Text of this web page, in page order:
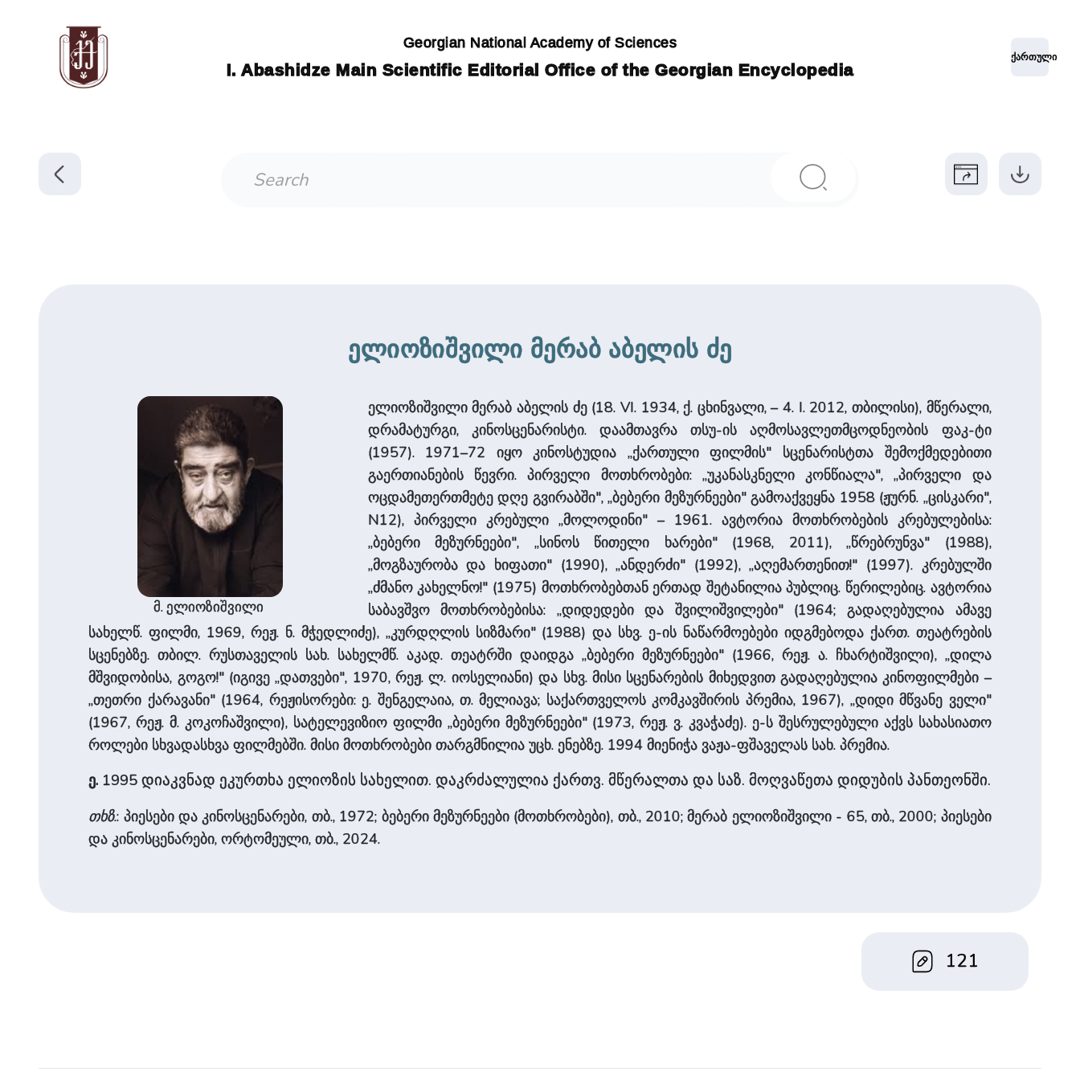
Georgian National Academy of Sciences
I. Abashidze Main Scientific Editorial Office of the Georgian Encyclopedia
ქართული
ელიოზიშვილი მერაბ აბელის ძე
მ. ელიოზიშვილი
ელიოზიშვილი მერაბ აბელის ძე (18. VI. 1934, ქ. ცხინვალი, – 4. I. 2012, თბილისი), მწერალი,
დრამატურგი, კინოსცენარისტი. დაამთავრა თსუ-ის აღმოსავლეთმცოდნეობის ფაკ-ტი
(1957). 1971–72 იყო კინოსტუდია „ქართული ფილმის" სცენარისტთა შემოქმედებითი
გაერთიანების წევრი. პირველი მოთხრობები: „უკანასკნელი კონწიალა", „პირველი და
ოცდამეთერთმეტე დღე გვირაბში", „ბებერი მეზურნეები" გამოაქვეყნა 1958 (ჟურნ. „ცისკარი",
N12), პირველი კრებული „მოლოდინი" – 1961. ავტორია მოთხრობების კრებულებისა:
„ბებერი მეზურნეები", „სინოს წითელი ხარები" (1968, 2011), „წრებრუნვა" (1988),
„მოგზაურობა და ხიფათი" (1990), „ანდერძი" (1992), „აღემართენით!" (1997). კრებულში
„ძმანო კახელნო!" (1975) მოთხრობებთან ერთად შეტანილია პუბლიც. წერილებიც. ავტორია
საბავშვო მოთხრობებისა: „დიდედები და შვილიშვილები" (1964; გადაღებულია ამავე
სახელწ. ფილმი, 1969, რეჟ. ნ. მჭედლიძე), „კურდღლის სიზმარი" (1988) და სხვ. ე-ის ნაწარმოებები იდგმებოდა ქართ. თეატრების
სცენებზე. თბილ. რუსთაველის სახ. სახელმწ. აკად. თეატრში დაიდგა „ბებერი მეზურნეები" (1966, რეჟ. ა. ჩხარტიშვილი), „დილა
მშვიდობისა, გოგო!" (იგივე „დათვები", 1970, რეჟ. ლ. იოსელიანი) და სხვ. მისი სცენარების მიხედვით გადაღებულია კინოფილმები –
„თეთრი ქარავანი" (1964, რეჟისორები: ე. შენგელაია, თ. მელიავა; საქართველოს კომკავშირის პრემია, 1967), „დიდი მწვანე ველი"
(1967, რეჟ. მ. კოკოჩაშვილი), სატელევიზიო ფილმი „ბებერი მეზურნეები" (1973, რეჟ. ვ. კვაჭაძე). ე-ს შესრულებული აქვს სახასიათო
როლები სხვადასხვა ფილმებში. მისი მოთხრობები თარგმნილია უცხ. ენებზე. 1994 მიენიჭა ვაჟა-ფშაველას სახ. პრემია.
ე. 1995დიაკვნად ეკურთხა ელიოზის სახელით. დაკრძალულია ქართვ. მწერალთა და საზ. მოღვაწეთა დიდუბის პანთეონში.
თხზ.: პიესები და კინოსცენარები, თბ., 1972; ბებერი მეზურნეები (მოთხრობები), თბ., 2010; მერაბ ელიოზიშვილი - 65, თბ., 2000; პიესები
და კინოსცენარები, ორტომეული, თბ., 2024.
121